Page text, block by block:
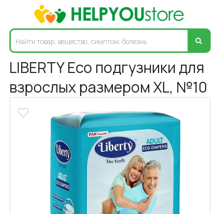
LIBERTY Eco подгузники для
взрослых размером XL, №10